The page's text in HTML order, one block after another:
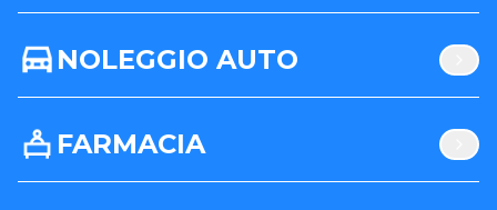
NOLEGGIO AUTO
FARMACIA